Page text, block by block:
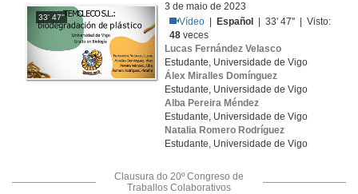
33' 47''
3 de maio de 2023
Vídeo
Español
| 33' 47'' | Visto:
48 veces
Lucas Fernández Velasco
Estudante, Universidade de Vigo
Álex Miralles Domínguez
Estudante, Universidade de Vigo
Alba Pereira Méndez
Estudante, Universidade de Vigo
Natalia Romero Rodríguez
Estudante, Universidade de Vigo
Clausura do 20º Congreso de
Traballos Colaborativos